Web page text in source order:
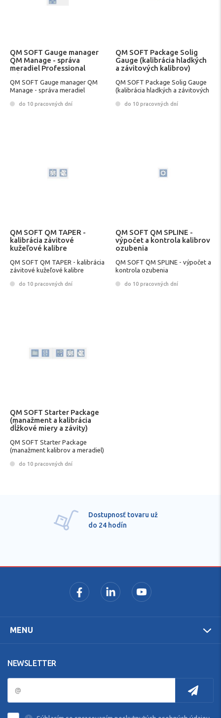
QM SOFT Gauge manager
QM Manage - správa
meradiel Professional
Edition
QM SOFT Gauge manager QM
Manage - správa meradiel
do 10 pracovných dní
QM SOFT Package Solig
Gauge (kalibrácia hladkých
a závitových kalibrov)
QM SOFT Package Solig Gauge
(kalibrácia hladkých a závitových
do 10 pracovných dní
QM SOFT QM TAPER -
kalibrácia závitové
kužeľové kalibre
QM SOFT QM TAPER - kalibrácia
závitové kužeľové kalibre
do 10 pracovných dní
QM SOFT QM SPLINE -
výpočet a kontrola kalibrov
ozubenia
QM SOFT QM SPLINE - výpočet a
kontrola ozubenia
do 10 pracovných dní
QM SOFT Starter Package
(manažment a kalibrácia
dĺžkové miery a závity)
QM SOFT Starter Package
(manažment kalibrov a meradiel)
do 10 pracovných dní
Pre každú položku
technické kvalifikované
MENU
NEWSLETTER